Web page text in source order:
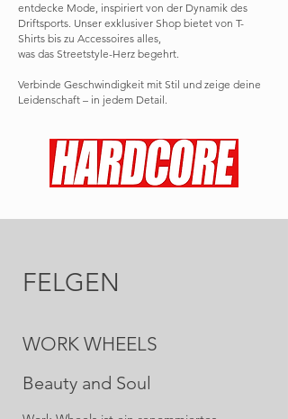
entdecke Mode, inspiriert von der Dynamik des
Driftsports. Unser exklusiver Shop bietet von T-
Shirts bis zu Accessoires alles,
was das Streetstyle-Herz begehrt.
Verbinde Geschwindigkeit mit Stil und zeige deine
Leidenschaft – in jedem Detail.
FELGEN
WORK WHEELS
Beauty and Soul